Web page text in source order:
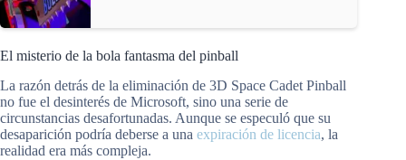
El misterio de la bola fantasma del pinball
La razón detrás de la eliminación de 3D Space Cadet Pinball
no fue el desinterés de Microsoft, sino una serie de
circunstancias desafortunadas. Aunque se especuló que su
desaparición podría deberse a una expiración de licencia, la
realidad era más compleja.